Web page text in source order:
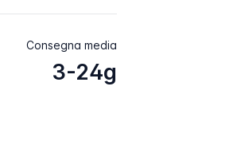
Consegna media
3-24g